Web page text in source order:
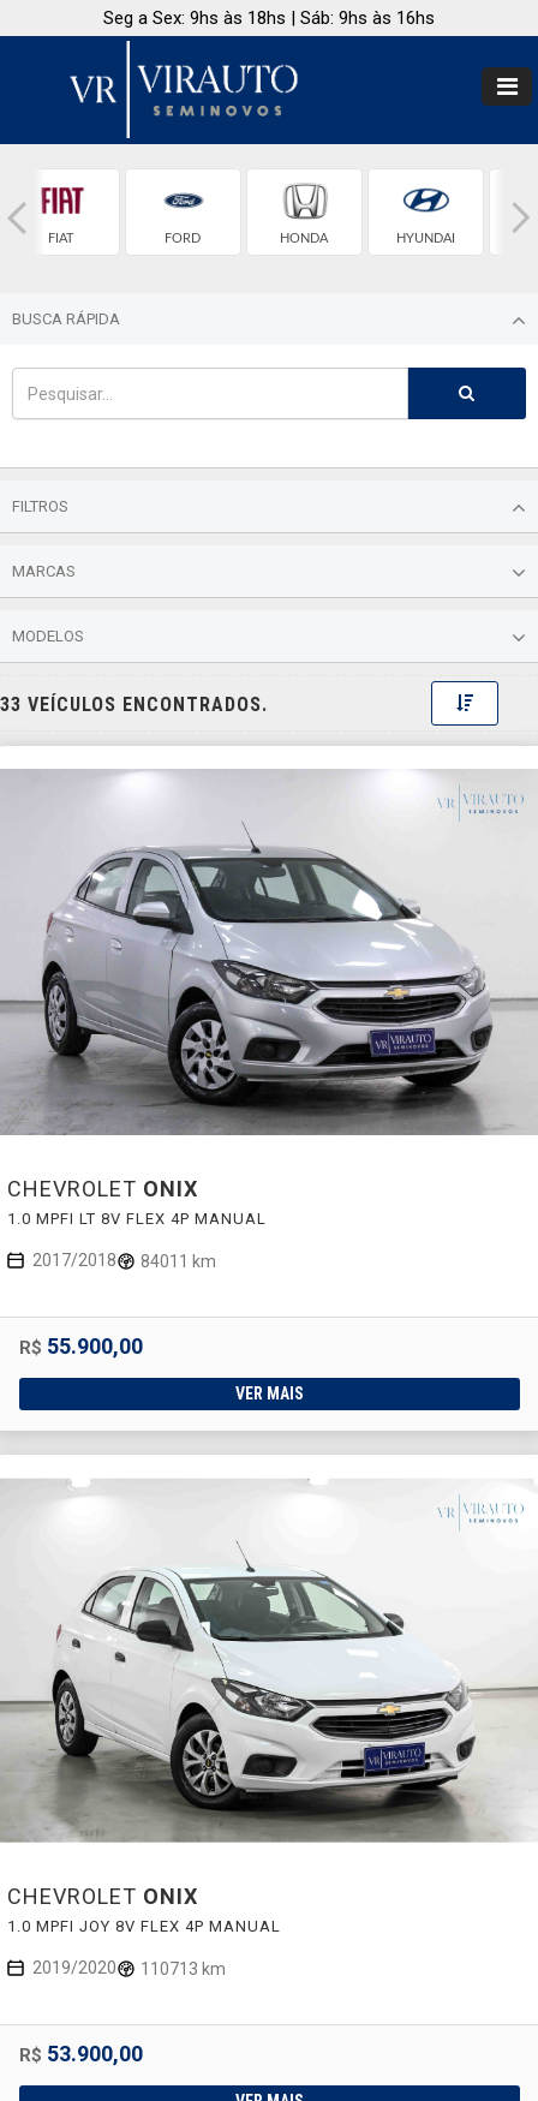
Seg a Sex: 9hs às 18hs | Sáb: 9hs às 16hs
FIAT FORD HONDA HYUNDAI
BUSCA RÁPIDA
FILTROS
MARCAS
MODELOS
33 VEÍCULOS ENCONTRADOS. Toggle
CHEVROLET ONIX
1.0 MPFI LT 8V FLEX 4P MANUAL
2017/2018 84011 km
R$ 55.900,00
VER MAIS
CHEVROLET ONIX
1.0 MPFI JOY 8V FLEX 4P MANUAL
2019/2020 110713 km
R$ 53.900,00